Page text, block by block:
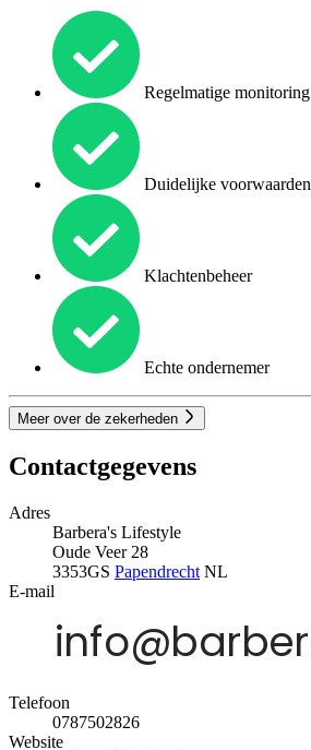
Regelmatige monitoring
Duidelijke voorwaarden
Klachtenbeheer
Echte ondernemer
Meer over de zekerheden
Contactgegevens
Adres
Barbera's Lifestyle
Oude Veer 28
3353GS Papendrecht NL
E-mail
Telefoon
0787502826
Website